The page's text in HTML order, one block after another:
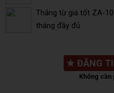
Thắng từ giá tốt ZA-
tháng đầy đủ
★ ĐĂNG
Không cần